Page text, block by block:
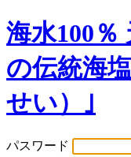
海水100
の伝統海
せい）｣
パスワード